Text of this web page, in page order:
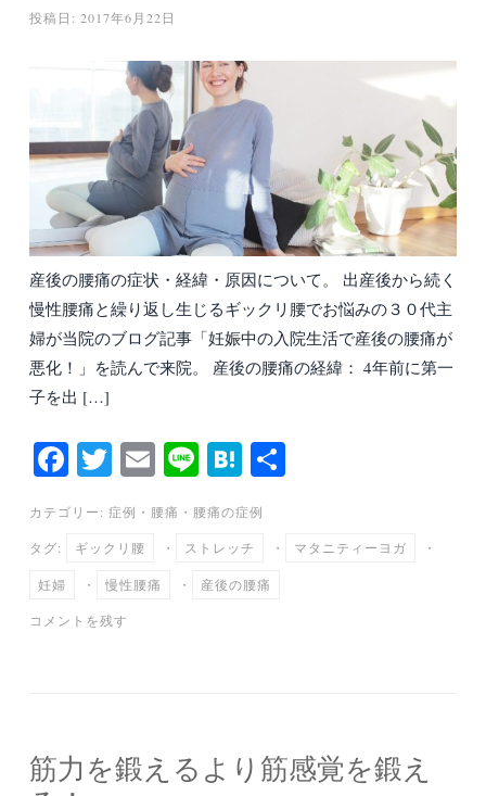
投稿日: 2017年6月22日
産後の腰痛の症状・経緯・原因について。 出産後から続く
慢性腰痛と繰り返し生じるギックリ腰でお悩みの３０代主
婦が当院のブログ記事「妊娠中の入院生活で産後の腰痛が
悪化！」を読んで来院。 産後の腰痛の経緯： 4年前に第一
子を出 […]
Fa
bo
ok
T
tte
r
E
ail
Li H
en
a
カテゴリー: 症例 ・ 腰痛 ・ 腰痛の症例
タグ: ギックリ腰 ・ ストレッチ ・ マタニティーヨガ ・
妊婦 ・ 慢性腰痛 ・ 産後の腰痛
コメントを残す
筋力を鍛えるより筋感覚を鍛え